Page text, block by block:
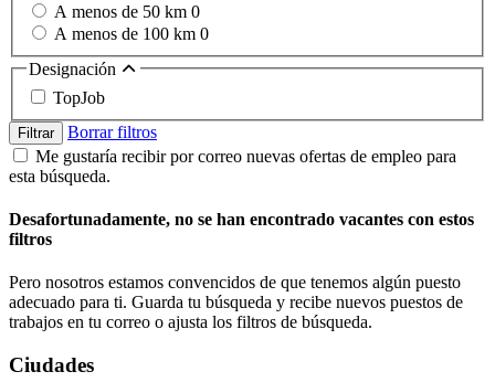
A menos de 50 km 0
A menos de 100 km 0
Designación
TopJob
Filtrar
Borrar filtros
Me gustaría recibir por correo nuevas ofertas de empleo para
esta búsqueda.
Desafortunadamente, no se han encontrado vacantes con estos
filtros
Pero nosotros estamos convencidos de que tenemos algún puesto
adecuado para ti. Guarda tu búsqueda y recibe nuevos puestos de
trabajos en tu correo o ajusta los filtros de búsqueda.
Ciudades